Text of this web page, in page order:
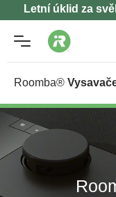
Letní úklid za
Roomba®